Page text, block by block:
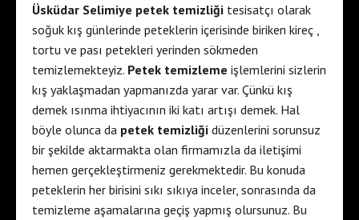
Üsküdar Selimiye petek temizliği tesisatçı olarak
soğuk kış günlerinde peteklerin içerisinde biriken kireç ,
tortu ve pası petekleri yerinden sökmeden
temizlemekteyiz. Petek temizleme işlemlerini sizlerin
kış yaklaşmadan yapmanızda yarar var. Çünkü kış
demek ısınma ihtiyacının iki katı artışı demek. Hal
böyle olunca da petek temizliği düzenlerini sorunsuz
bir şekilde aktarmakta olan firmamızla da iletişimi
hemen gerçekleştirmeniz gerekmektedir. Bu konuda
peteklerin her birisini sıkı sıkıya inceler, sonrasında da
temizleme aşamalarına geçiş yapmış olursunuz. Bu